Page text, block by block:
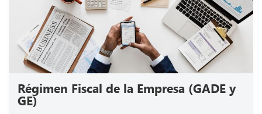
Régimen Fiscal de la Empresa (GADE y
GE)